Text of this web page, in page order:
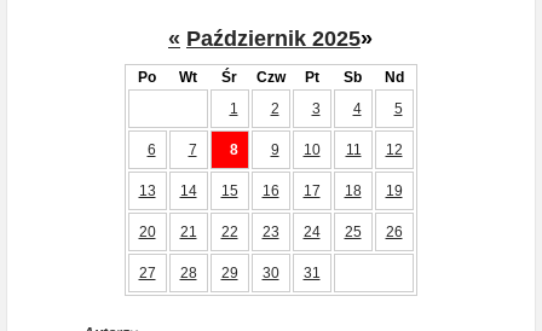
« Październik 2025»
Po Wt Śr Czw Pt Sb
Nd
1
2 3 4 5
6 7 8 9 10 11 12
13 14 15 16 17 18 19
20 21 22 23 24 25 26
27 28 29 30 31